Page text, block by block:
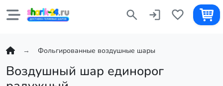
Фольгированные воздушные шары
Воздушный шар единорог